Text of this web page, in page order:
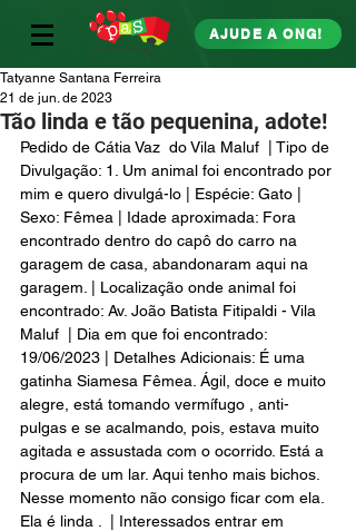
AJUDE A ONG!
Tão linda e tão pequenina, adote!
Tatyanne Santana Ferreira
21 de jun. de 2023
Pedido de Cátia Vaz  do Vila Maluf  | Tipo de
Divulgação: 1. Um animal foi encontrado por
mim e quero divulgá-lo | Espécie: Gato |
Sexo: Fêmea | Idade aproximada: Fora
encontrado dentro do capô do carro na
garagem de casa, abandonaram aqui na
garagem. | Localização onde animal foi
encontrado: Av. João Batista Fitipaldi - Vila
Maluf  | Dia em que foi encontrado:
19/06/2023 | Detalhes Adicionais: É uma
gatinha Siamesa Fêmea. Ágil, doce e muito
alegre, está tomando vermífugo , anti-
pulgas e se acalmando, pois, estava muito
agitada e assustada com o ocorrido. Está a
procura de um lar. Aqui tenho mais bichos.
Nesse momento não consigo ficar com ela.
Ela é linda .  | Interessados entrar em